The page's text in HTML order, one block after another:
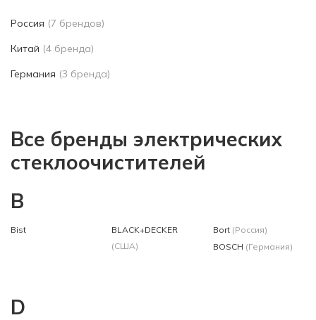
Россия (7 брендов)
Китай (4 бренда)
Германия (3 бренда)
Все бренды электрических
стеклоочистителей
B
Bist
BLACK+DECKER
(США)
Bort (Россия)
BOSCH (Германия)
D